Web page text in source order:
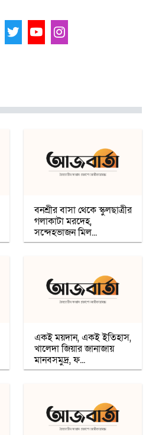
সড়ক দুর্ঘটনায় সপ্তম শ্রেণির ছাত্র নিহত,
বদলে মাছ লুট
উপলক্ষে সওয়াবের ফুড প্যাক বিতরণ
কলেজ বন্ধ করলো ভারত
বনশ্রীর বাসা থেকে স্কুলছাত্রীর
গলাকাটা মরদেহ,
সন্দেহভাজন মিল...
একই ময়দান, একই ইতিহাস,
খালেদা জিয়ার জানাজায়
মানবসমুদ্র, ফ...